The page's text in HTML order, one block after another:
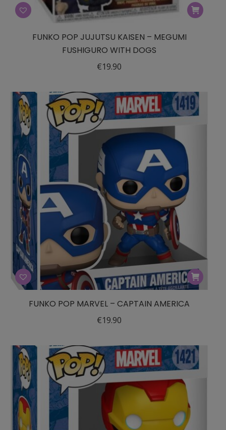
FUNKO POP JUJUTSU KAISEN – MEGUMI
FUSHIGURO WITH DOGS
€19.90
FUNKO POP MARVEL – CAPTAIN AMERICA
€19.90